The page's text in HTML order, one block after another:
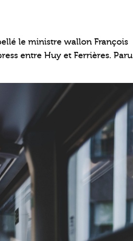
le ministre wallon François
entre Huy et Ferrières. Paru